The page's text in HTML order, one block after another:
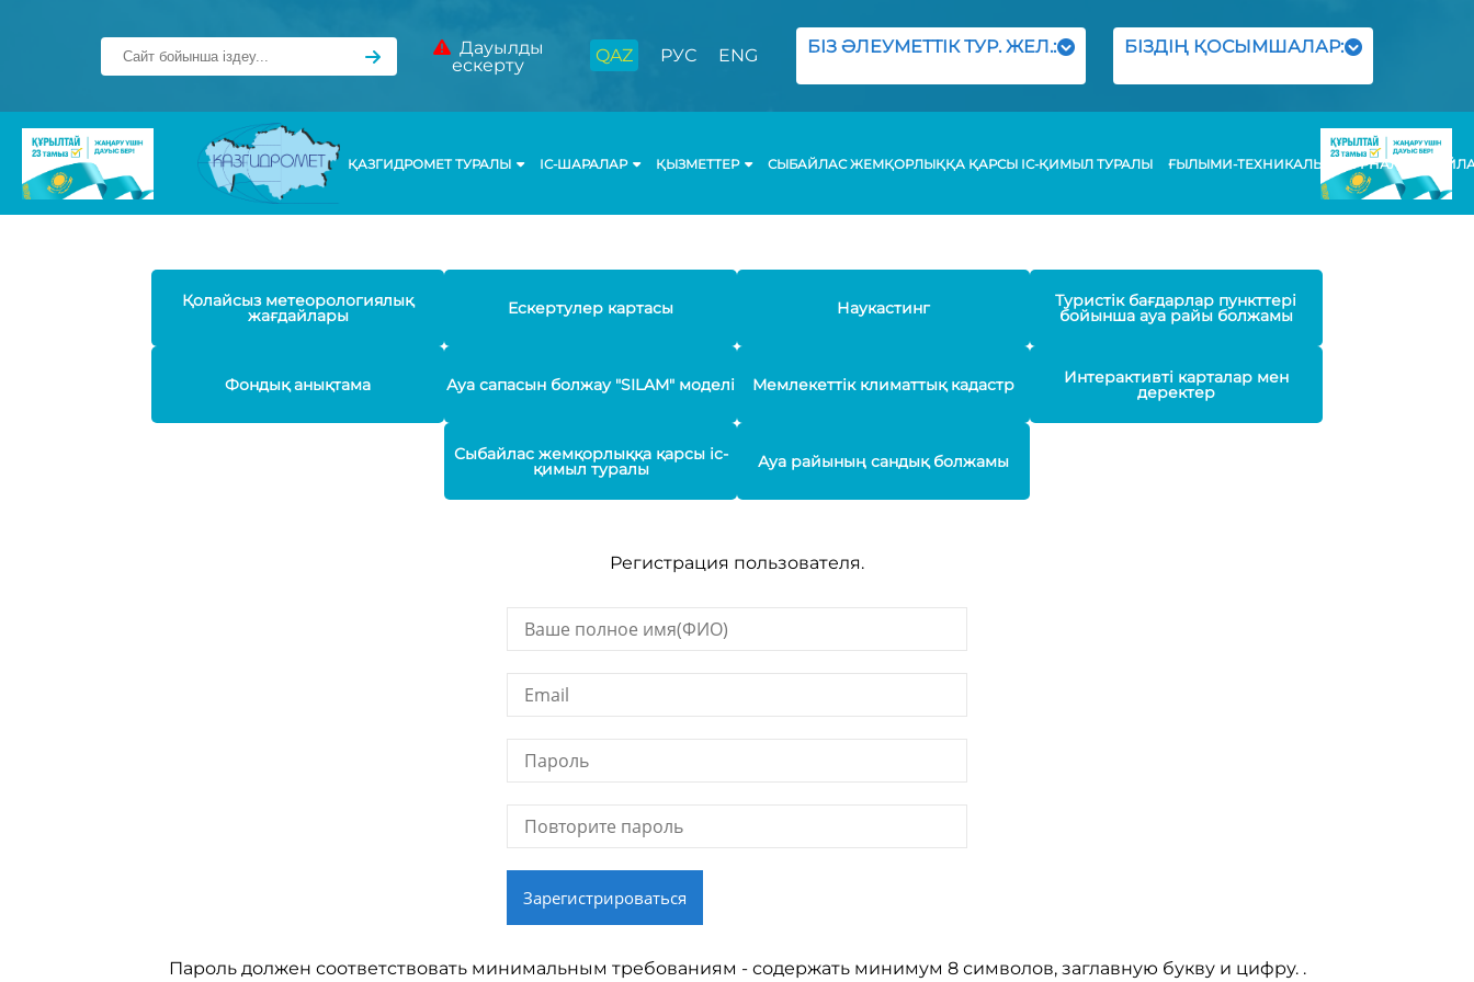
Дауылды
ескерту
QAZ РУС ENG БІЗ ӘЛЕУМЕТТІК ТУР. ЖЕЛ.: БІЗДІҢ ҚОСЫМШАЛАР:
ҚАЗГИДРОМЕТ ТУРАЛЫ ІС-ШАРАЛАР ҚЫЗМЕТТЕР СЫБАЙЛАС ЖЕМҚОРЛЫҚҚА ҚАРСЫ ІС-ҚИМЫЛ ТУРАЛЫ ҒЫЛЫМИ-ТЕХНИКАЛЫҚ ЖУРНАЛЫ
Қолайсыз метеорологиялық
жағдайлары Ескертулер картасы Наукастинг Туристік бағдарлар пункттері
бойынша ауа райы болжамы
Фондық анықтама Ауа сапасын болжау "SILAM" моделі Мемлекеттік климаттық кадастр Интерактивті карталар мен
деректер
Сыбайлас жемқорлыққа қарсы іс-
қимыл туралы Ауа райының сандық болжамы
Регистрация пользователя.
Зарегистрироваться
Пароль должен соответствовать минимальным требованиям - содержать минимум 8 символов, заглавную букву и цифру. .